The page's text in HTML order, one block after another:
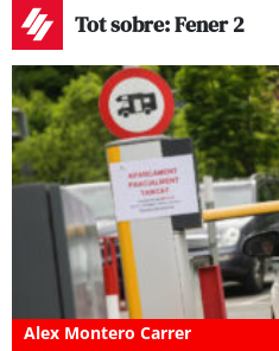
Tot sobre: Fener 2
Alex Montero Carrer